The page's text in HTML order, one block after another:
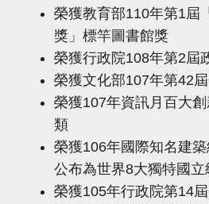
榮獲教育部110年第1屆
獎」標竿圖書館獎
榮獲行政院108年第2屆
榮獲文化部107年第42
榮獲107年資訊月百大
類
榮獲106年國際知名建
公布為世界8大獨特國
榮獲105年行政院第14